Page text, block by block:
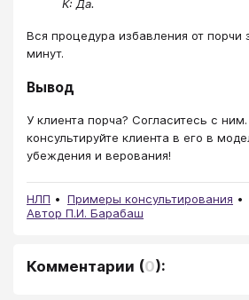
К: Да.
Вся процедура избавления от порчи
минут.
Вывод
У клиента порча? Согласитесь с
консультируйте клиента в его в
убеждения и верования!
НЛП Примеры консультирования
Автор П.И. Барабаш
Комментарии (0):